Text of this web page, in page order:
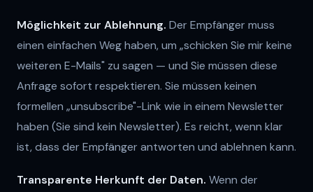
Möglichkeit zur Ablehnung. Der Empfänger muss
einen einfachen Weg haben, um „schicken Sie mir keine
weiteren E-Mails" zu sagen — und Sie müssen diese
Anfrage sofort respektieren. Sie müssen keinen
formellen „unsubscribe"-Link wie in einem Newsletter
haben (Sie sind kein Newsletter). Es reicht, wenn klar
ist, dass der Empfänger antworten und ablehnen kann.
Transparente Herkunft der Daten. Wenn der